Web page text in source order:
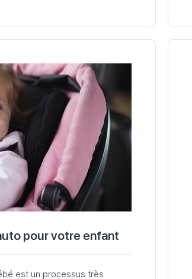
pour votre enfant
est un processus très